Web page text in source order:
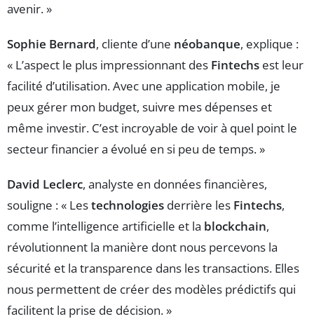
avenir. »
Sophie Bernard, cliente d’une néobanque, explique :
« L’aspect le plus impressionnant des Fintechs est leur
facilité d’utilisation. Avec une application mobile, je
peux gérer mon budget, suivre mes dépenses et
même investir. C’est incroyable de voir à quel point le
secteur financier a évolué en si peu de temps. »
David Leclerc, analyste en données financières,
souligne : « Lestechnologies derrière les Fintechs,
comme l’intelligence artificielle et la blockchain,
révolutionnent la manière dont nous percevons la
sécurité et la transparence dans les transactions. Elles
nous permettent de créer des modèles prédictifs qui
facilitent la prise de décision. »